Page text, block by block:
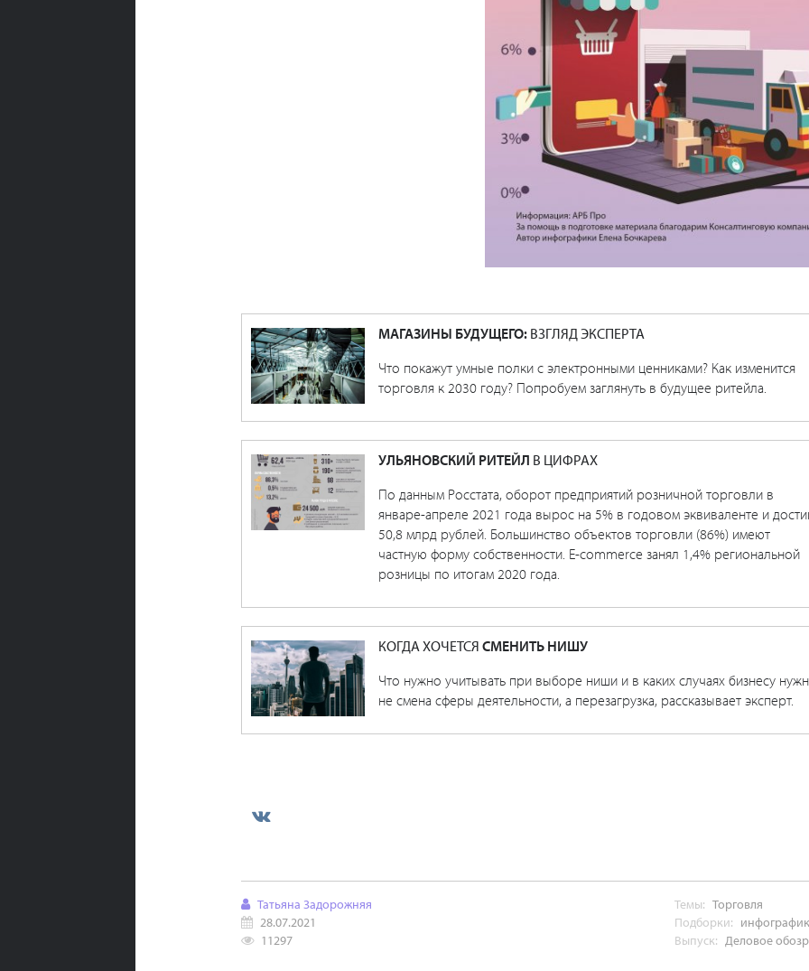
МАГАЗИНЫ БУДУЩЕГО: ВЗГЛЯД ЭКСПЕРТА
Что покажут умные полки с электронными ценниками? Как изменится
торговля к 2030 году? Попробуем заглянуть в будущее ритейла.
УЛЬЯНОВСКИЙ РИТЕЙЛ В ЦИФРАХ
По данным Росстата, оборот предприятий розничной торговли в
январе-апреле 2021 года вырос на 5% в годовом эквиваленте и
50,8 млрд рублей. Большинство объектов торговли (86%) имеют
частную форму собственности. E-commerce занял 1,4% региональной
розницы по итогам 2020 года.
КОГДА ХОЧЕТСЯ СМЕНИТЬ НИШУ
Что нужно учитывать при выборе ниши и в каких случаях бизнесу
не смена сферы деятельности, а перезагрузка, рассказывает эксперт.
Татьяна Задорожняя
28.07.2021
11297
Темы: Торговля
Подборки:
Выпуск: Деловое